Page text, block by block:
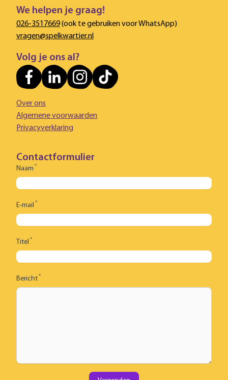
We helpen je graag!
026-3517669(ook te gebruiken voor WhatsApp)
vragen@spelkwartier.nl
Volg je ons al?
Over ons
Algemene voorwaarden
Privacyverklaring
Contactformulier
Naam *
E-mail *
Titel *
Bericht*